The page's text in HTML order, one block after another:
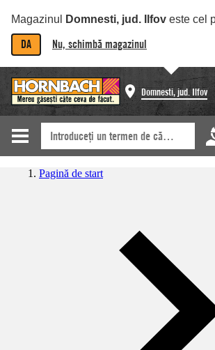
Magazinul Domnesti, jud. Ilfov este cel
DA Nu, schimbă magazinul
Domnesti, jud. Ilfov
Pagină de start